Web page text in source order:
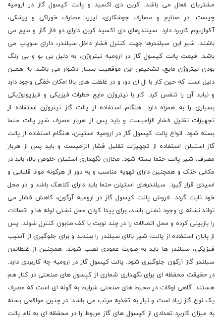
مشتریان فعال می باشد. کربن دی اکسید و پالت کپسول گاز در ارومیه
چیست. در صنایع و مصارف جوشکاری، لیزر، مصارف خوراکی و پزشکی،
آکواریوم کاربرد دارد. سیلندرهای دی اکسید کربن دارای دو فاز گاز و مایع می
باشند. شیر این سیلندرها جهت کنترل فشار داخل سیلندر، دارای سوپاپ می
باشد. قیمت پالت کپسول گاز در ارومیه نیتروژن، به دلیل بی بو و بی رنگ
بودن نیتروژن مایع، تشخیص این موقعیت بسیار دشوار می باشد. به همین
دلیل است که حین کار با ال ان دو، و در غلظت های بالا امکان خفگی وجود دارد
و نباید آن را تنفس کرد. کار با نیتروژن مایع خطرات فیزیکی و فیزیولوژیکی
بسیاری را به همراه دارد. هنگام استفاده از پالت گاز نیتروژن استفاده از
تجهیزات تقلیل فشار الزامیست و باید پس از هربار مصرف شیر پالت حتما
بسته شود. انواع پالت کپسول گاز در ارومیه استیلن، هنگام استفاده از پالت
گاز استیلن استفاده از تجهیزات تقلیل فشار الزامیست و باید پس از هربار
مصرف، شیر پالت حتما بسته شود. مخازن نگهداری استیلن خلوص بالا، باید در
مکانی خنک و همچنین دارای تهویه مناسب و به دور از هرگونه مواد قلیایی و
اسیدی قرار گیرد. سیلندرهای استیلن حتما باید دارای کلاهک باشد و در محل
خود ثابت گردد. فروش پالت کپسول گاز در ارومیه آرگون، کاهش فشار می
تواند نشانه ی وجود نشتی باشد، برای پیدا کردن محل نشتی لوله ها و اتصالات
را بازبینی کرده و محل اتصالات را در چند نوبت با کف صابون کنترل شوند. پس
از پایان استفاده از پالت؛ شیر بالای سیلندر را ببندید و برای جلوگیری از آسیب
فیزیکی، سیلندر ها باید به صورت عمودی نصب شوند. همچنین از غلطاندن
سیلندر گاز آرگون جلوگیری شود. پالت کپسول گاز در ارومیه چه کاربردی دارد.
در حقیقت محفظه ای برای نگهداری شماری از کپسول های صنعتی در کنار هم
هستند. گاهی اوقات در محیط های صنعتی شرایط به گونه ای است که مصرف
یک نوع گاز زیاد است و نیاز به تغذیه مرتب می باشد. در چنین مواقعی بسته
به میزان کاربرد تعدادی از کپسول های گاز مربوط را در محفظه ای به نام پالت